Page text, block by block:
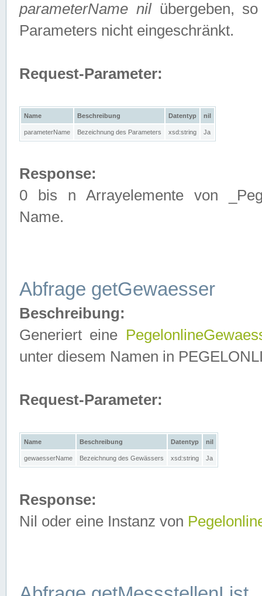
parameterName nilübergeben, so
Parameters nicht eingeschränkt.
Request-Parameter:
Name Beschreibung Datentyp nil
parameterName Bezeichnung des Parameters xsd:string Ja
Response:
0 bis n Arrayelemente von
Name.
Abfrage getGewaesser
Beschreibung:
Generiert eine
unter diesem Namen in
Request-Parameter:
Name Beschreibung Datentyp nil
gewaesserName Bezeichnung des Gewässers xsd:string Ja
Response:
Nil oder eine Instanz von